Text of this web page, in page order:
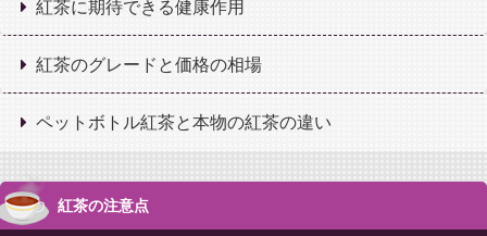
紅茶に期待できる健康作用
紅茶のグレードと価格の相場
ペットボトル紅茶と本物の紅茶の違い
紅茶の注意点